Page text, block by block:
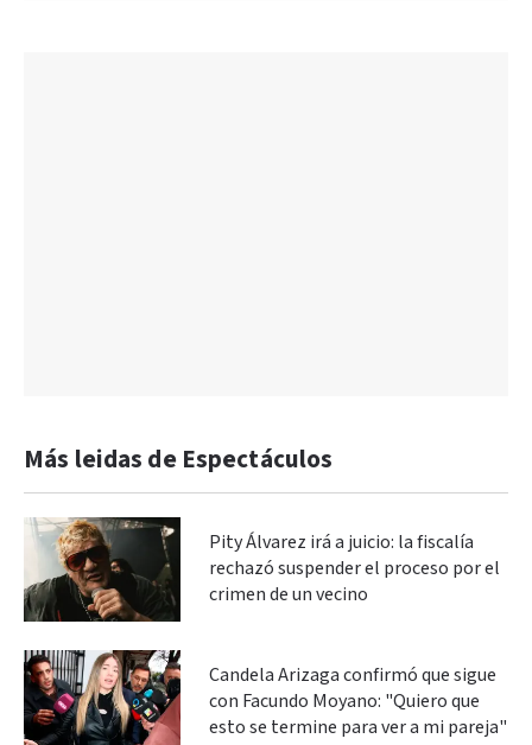
Más leidas de Espectáculos
Pity Álvarez irá a juicio: la fiscalía
rechazó suspender el proceso por el
crimen de un vecino
Candela Arizaga confirmó que sigue
con Facundo Moyano: "Quiero que
esto se termine para ver a mi pareja"